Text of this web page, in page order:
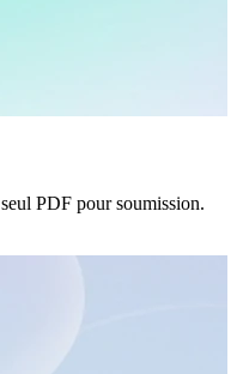
PDF pour soumission.